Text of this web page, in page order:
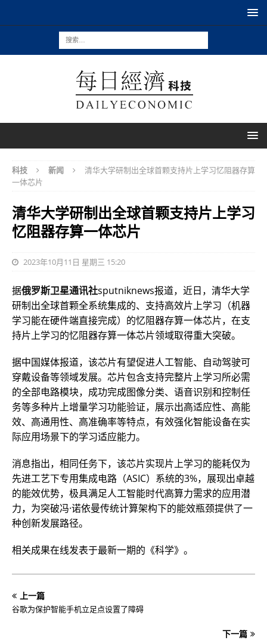
科技 新闻
清华大学研制出全球首颗支持片上学习忆阻器存算
一体芯片
清华大学研制出全球首颗支持片上学习
忆阻器存算一体芯片
2023年10月11日 星期三 15:20
据俄罗斯卫星通讯社sputniknews报道，近日，清华大学
研制出全球首颗全系统集成的、支持高效片上学习（机器
学习能在硬件端直接完成）的忆阻器存算一体芯片，在支
持片上学习的忆阻器存算一体芯片领域取得重大突破。
据中国媒体报道，该芯片有望促进人工智能、自动驾驶可
穿戴设备等领域发展。芯片包含支持完整片上学习所必需
的全部电路模块，成功完成图像分类、语音识别和控制任
务等多种片上增量学习功能验证，展示出高适应性、高能
效、高通用性、高准确率等特点，有效强化智能设备在实
际应用场景下的学习适应能力。
消息指出，相同任务下，该芯片实现片上学习的能耗仅为
先进工艺下专用集成电路（ASIC）系统的3%，展现出卓越
的能效优势，极具满足人工智能时代高算力需求的应用潜
力，为突破冯·诺依曼传统计算架构下的能效瓶颈提供了一
种创新发展路径。
相关成果在线发表于最新一期的《科学》。
上一篇
谷歌为保护智能手机立足点设置了障碍
下一篇